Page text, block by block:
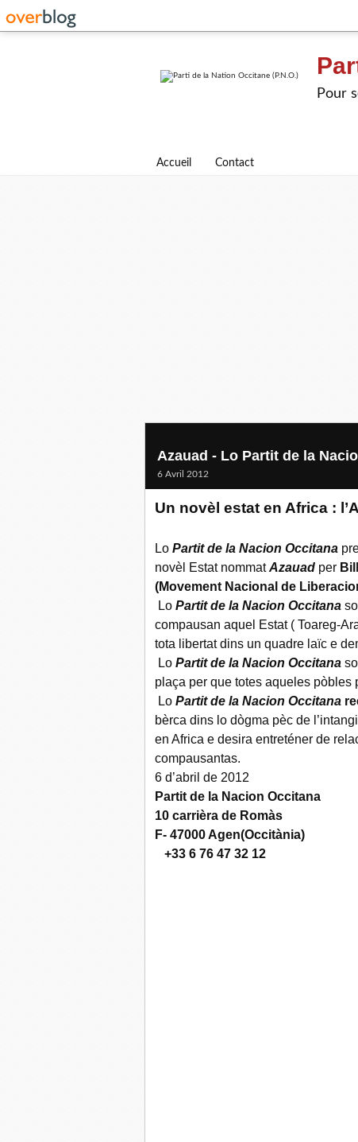
Pour
Accueil Contact
Azauad - Lo Partit de la
6 Avril 2012
Un novèl estat en Africa :
Lo Partit de la Nacion Occitana
novèl Estat nommatAzauad per
(Movement Nacional de
Lo Partit de la Nacion Occitana
compausan aquel Estat ( Toareg-
tota libertat dins un quadre laïc e
Lo Partit de la Nacion Occitana
plaça per que totes aqueles pòbles
Lo Partit de la Nacion Occitana
bèrca dins lo dògma pèc de
en Africa e desira entreténer de
compausantas.
6 d’abril de 2012
Partit de la Nacion Occitana
10 carrièra de Romàs
F- 47000 Agen(Occitània)
+33 6 76 47 32 12